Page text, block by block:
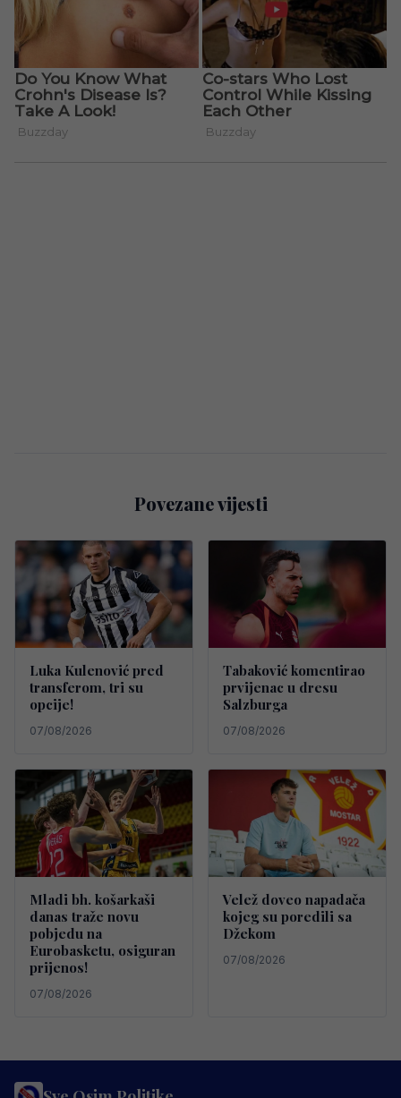
Povezane vijesti
Luka Kulenović pred
transferom, tri su
opcije!
07/08/2026
Tabaković komentirao
prvijenac u dresu
Salzburga
07/08/2026
Mladi bh. košarkaši
danas traže novu
pobjedu na
Eurobasketu, osiguran
prijenos!
07/08/2026
Velež doveo napadača
kojeg su poredili sa
Džekom
07/08/2026